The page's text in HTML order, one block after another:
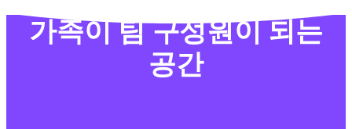
가족이 팀 구성원이 되는
공간